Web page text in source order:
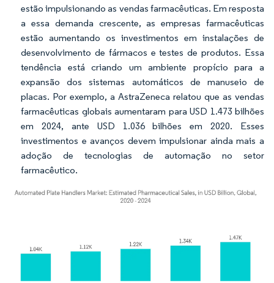
estão impulsionando as vendas farmacêuticas. Em resposta
a essa demanda crescente, as empresas farmacêuticas
estão aumentando os investimentos em instalações de
desenvolvimento de fármacos e testes de produtos. Essa
tendência está criando um ambiente propício para a
expansão dos sistemas automáticos de manuseio de
placas. Por exemplo, a AstraZeneca relatou que as vendas
farmacêuticas globais aumentaram para USD 1.473 bilhões
em 2024, ante USD 1.036 bilhões em 2020. Esses
investimentos e avanços devem impulsionar ainda mais a
adoção de tecnologias de automação no setor
farmacêutico.